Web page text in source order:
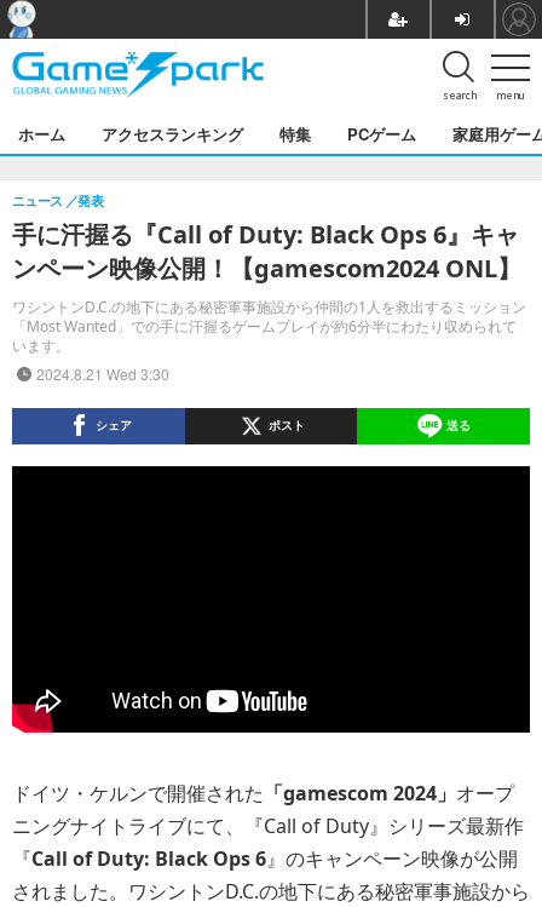
menu
search
ホーム アクセスランキング 特集 PCゲーム 家庭用ゲー
手に汗握る『Call of Duty: Black Ops 6』キャ
ンペーン映像公開！【gamescom2024 ONL】
ワシントンD.C.の地下にある秘密軍事施設から仲間の1人を救出するミッション
「Most Wanted」での手に汗握るゲームプレイが約6分半にわたり収められて
います。
ニュース 発表
2024.8.21 Wed 3:30
シェア ポスト 送る
ドイツ・ケルンで開催された 「gamescom 2024」 オープ
ニングナイトライブにて、『Call of Duty』シリーズ最新作
『Call of Duty: Black Ops 6』のキャンペーン映像が公開
されました。ワシントンD.C.の地下にある秘密軍事施設から